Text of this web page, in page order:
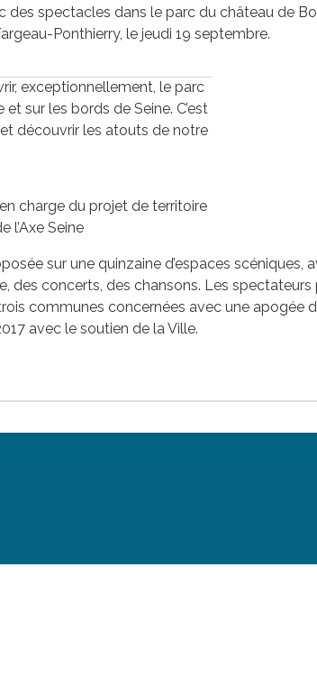
spectacles dans le parc du château de
Ponthierry, le jeudi 19 septembre.
exceptionnellement, le parc
sur les bords de Seine. C’est
découvrir les atouts de notre
charge du projet de territoire
l’Axe Seine
sur une quinzaine d’espaces scéniques,
des concerts, des chansons. Les
communes concernées avec une apogée
avec le soutien de la Ville.